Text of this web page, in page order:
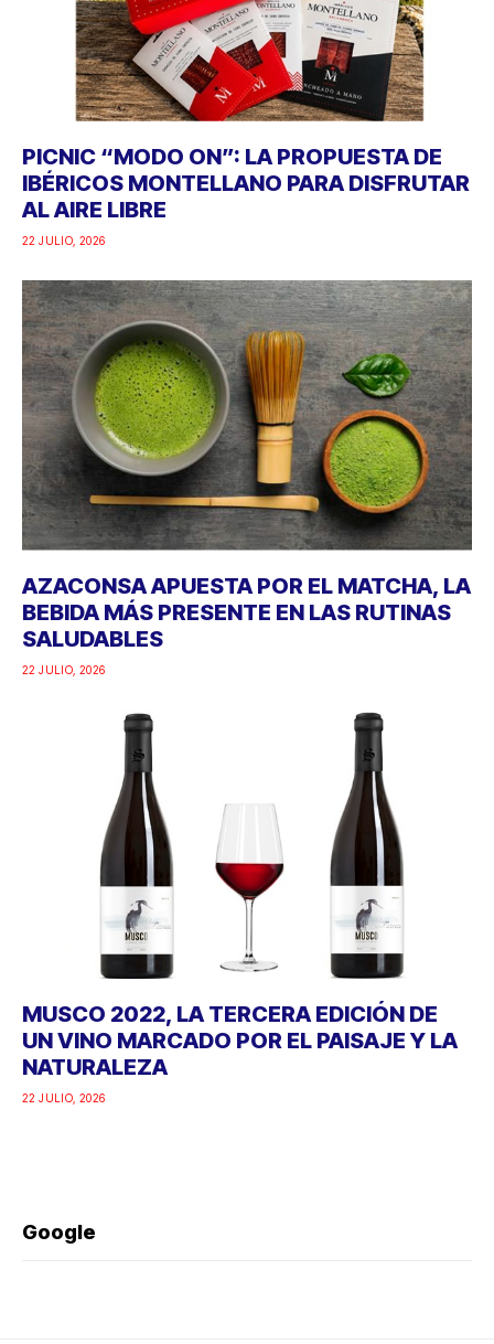
PICNIC “MODO ON”: LA PROPUESTA DE
IBÉRICOS MONTELLANO PARA DISFRUTAR
AL AIRE LIBRE
22 JULIO, 2026
AZACONSA APUESTA POR EL MATCHA, LA
BEBIDA MÁS PRESENTE EN LAS RUTINAS
SALUDABLES
22 JULIO, 2026
MUSCO 2022, LA TERCERA EDICIÓN DE
UN VINO MARCADO POR EL PAISAJE Y LA
NATURALEZA
22 JULIO, 2026
Google